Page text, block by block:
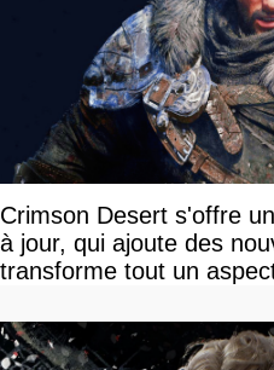
Crimson Desert s'offre
à jour, qui ajoute des
transforme tout un